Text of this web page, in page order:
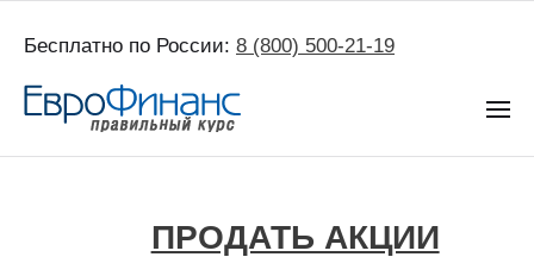
Бесплатно по России: 8 (800) 500-21-19
ПРОДАТЬ АКЦИИ